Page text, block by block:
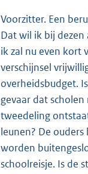
Voorzitter. Een
Dat wil ik bij
ik zal nu even kort
verschijnsel
overheidsbudget.
gevaar dat
tweedeling
leunen? De
worden
schoolreisje. Is de